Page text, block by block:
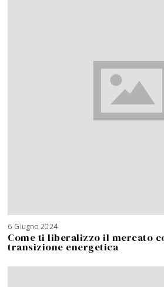
6 Giugno 2024
Come ti liberalizzo il mercato
transizione energetica